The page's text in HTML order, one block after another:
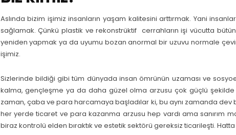
Aslında bizim işimiz insanların yaşam kalitesini arttırmak. Yani
sağlamak. Çünkü plastik ve rekonstrüktif cerrahların işi vücutta
yeniden yapmak ya da uyumu bozan anormal bir uzuvu normale
işimiz.
Sizlerinde bildiği gibi tüm dünyada insan ömrünün uzaması ve
kalma, gençleşme ya da daha güzel olma arzusu çok güçlü şekilde
zaman, çaba ve para harcamaya başladılar ki, bu aynı zamanda dev
her yerde ticaret ve para kazanma arzusu hep vardı ama sanırım
biraz kontrolü elden bıraktık ve estetik sektörü gereksiz ticarileşti.